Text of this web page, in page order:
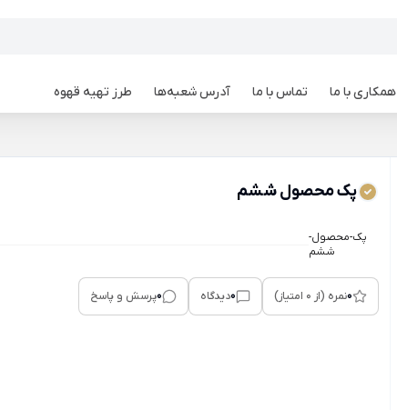
همکاری با ما تماس با ما آدرس شعبه‌ها طرز تهیه قهوه
پک محصول ششم
پک-محصول-
ششم
0نمره (از 0 امتیاز) 0دیدگاه 0پرسش و پاسخ